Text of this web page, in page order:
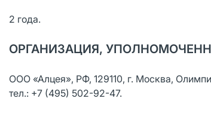
2 года.
ОРГАНИЗАЦИЯ,
ООО «Алцея», РФ, 129110, г. Москва,
тел.: +7 (495) 502-92-47.